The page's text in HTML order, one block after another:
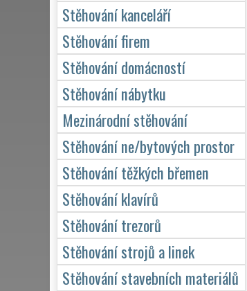
STĚHOVÁNÍ
Naše
stěhovací
služby
domácnosti,
Stěhování kanceláří
Stěhování firem
Stěhování domácností
Stěhování nábytku
Mezinárodní stěhování
Stěhování ne/bytových prostor
Stěhování těžkých břemen
Stěhování klavírů
Stěhování trezorů
Stěhování strojů a linek
Stěhování stavebních materiálů